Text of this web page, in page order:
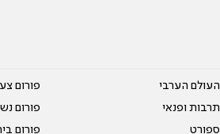
העולם הערבי
תרבות ופנאי
ספורט
פורום
פורום
פורום